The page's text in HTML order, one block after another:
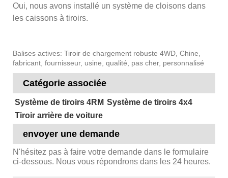
Oui, nous avons installé un système de cloisons dans
les caissons à tiroirs.
Balises actives: Tiroir de chargement robuste 4WD, Chine,
fabricant, fournisseur, usine, qualité, pas cher, personnalisé
Catégorie associée
Système de tiroirs 4RM Système de tiroirs 4x4
Tiroir arrière de voiture
envoyer une demande
N'hésitez pas à faire votre demande dans le formulaire
ci-dessous. Nous vous répondrons dans les 24 heures.